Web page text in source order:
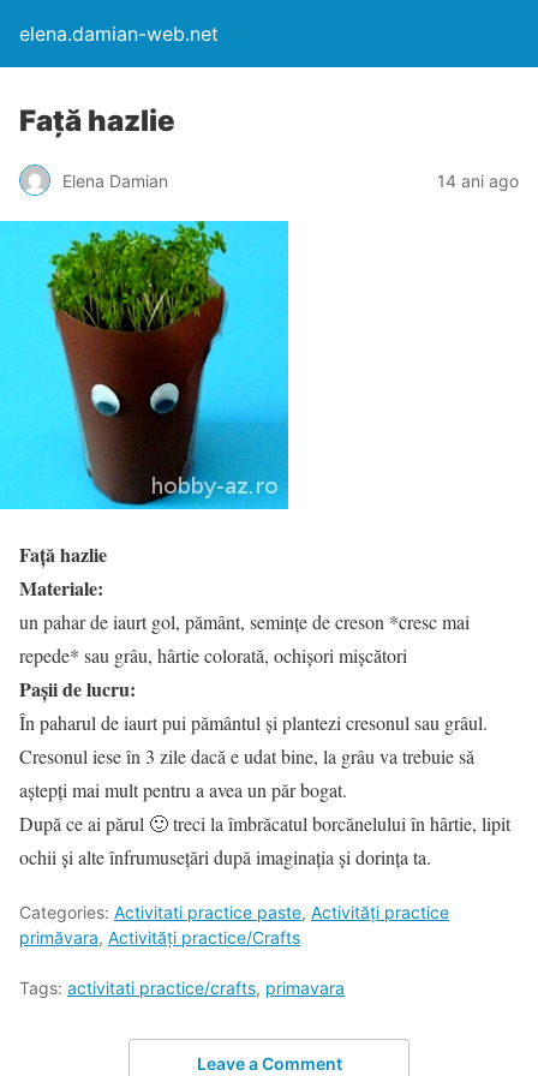
elena.damian-web.net
Față hazlie
Elena Damian 14 ani ago
Față hazlie
Materiale:
un pahar de iaurt gol, pământ, semințe de creson *cresc mai
repede* sau grâu, hârtie colorată, ochișori mișcători
Pașii de lucru:
În paharul de iaurt pui pământul și plantezi cresonul sau grâul.
Cresonul iese în 3 zile dacă e udat bine, la grâu va trebuie să
aștepți mai mult pentru a avea un păr bogat.
După ce ai părul 🙂 treci la îmbrăcatul borcănelului în hârtie, lipit
ochii și alte înfrumusețări după imaginația și dorința ta.
Categories: Activitati practice paste, Activități practice
primăvara, Activități practice/Crafts
Tags: activitati practice/crafts, primavara
Leave a Comment